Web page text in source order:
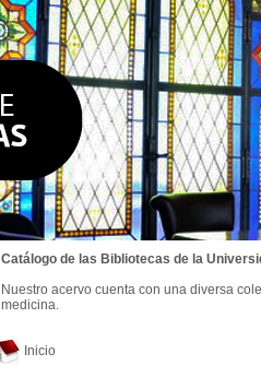
Inicio
Catálogo de las Bibliotecas de la
Nuestro acervo cuenta con una diversa
medicina.